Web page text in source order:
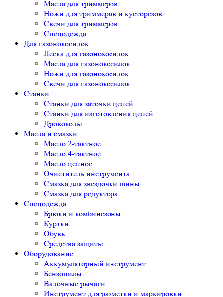
Масла для триммеров
Ножи для триммеров и кусторезов
Свечи для триммеров
Спецодежда
Для газонокосилок
Леска для газонокосилок
Масла для газонокосилок
Ножи для газонокосилок
Свечи для газонокосилок
Станки
Cтанки для заточки цепей
Станки для изготовления цепей
Дровоколы
Масла и смазки
Масло 2-тактное
Масло 4-тактное
Масло цепное
Очиститель инструмента
Смазка для звездочки шины
Смазка для редуктора
Спецодежда
Брюки и комбинезоны
Куртки
Обувь
Средства защиты
Оборудование
Аккумуляторный инструмент
Бензопилы
Валочные рычаги
Инструмент для разметки и маркировки